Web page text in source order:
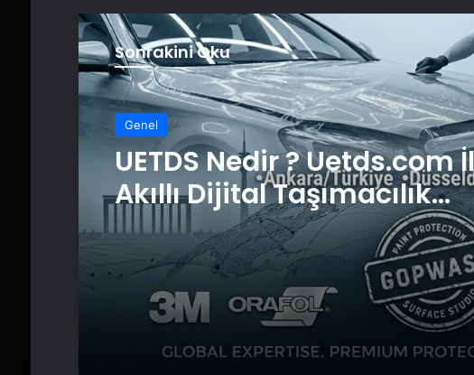
Sonrakini Oku
Genel
UETDS Nedir ? Uetds.com
Akıllı Dijital Taşımacılık
Yazılımı